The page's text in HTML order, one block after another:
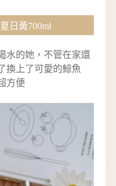
日黃700ml
水的她，不管在家還
換上了可愛的鯨魚
方便